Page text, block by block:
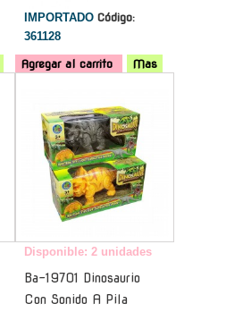
IMPORTADO Código:
361128
Agregar al carrito
Mas
Disponible: 2 unidades
Ba-19701 Dinosaurio
Con Sonido A Pila